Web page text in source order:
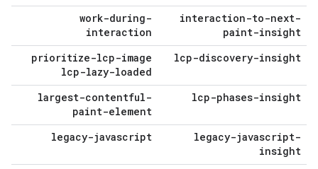
interaction-to-next-
paint-insight
work-during-
interaction
lcp-discovery-insight
prioritize-lcp-image
lcp-lazy-loaded
lcp-phases-insight
largest-contentful-
paint-element
legacy-javascript-
insight
legacy-javascript